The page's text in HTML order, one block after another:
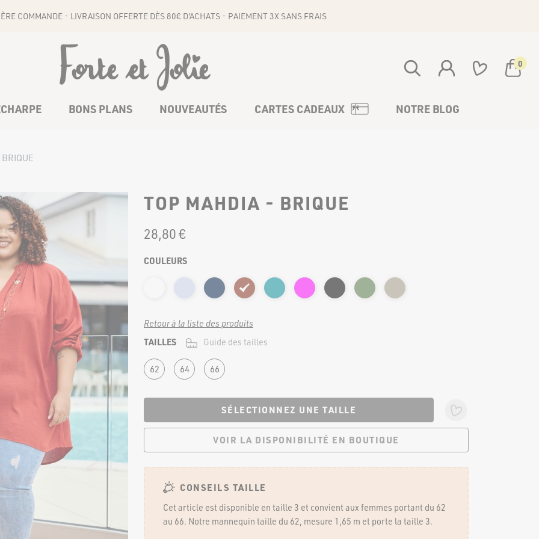
COMMANDE - LIVRAISON OFFERTE DÈS 80€ D'ACHATS - PAIEMENT 3X SANS FRAIS
0
Votre panier est vide
BONS PLANS NOUVEAUTÉS CARTES CADEAUX NOTRE BLOG
TOP MAHDIA - BRIQUE
28,80€
COULEURS
Retour à la liste des produits
TAILLES Guide des tailles
62 64 66
SÉLECTIONNEZ UNE TAILLE
VOIR LA DISPONIBILITÉ EN BOUTIQUE
CONSEILS TAILLE
Cet article est disponible en taille 3 et convient aux femmes portant du 62
au 66. Notre mannequin taille du 62, mesure 1,65 m et porte la taille 3.
BAS
Shorts et pantacourt
MATERNITÉ